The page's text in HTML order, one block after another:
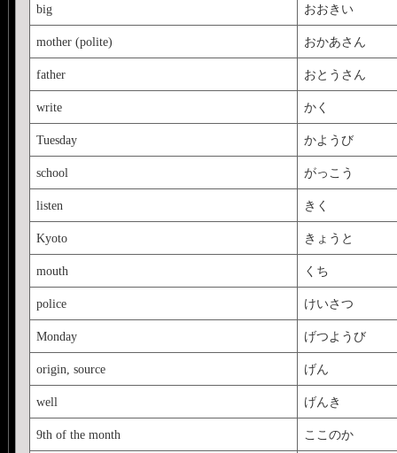
big おおきい
mother (polite) おかあさん
father おとうさん
write かく
Tuesday かようび
school がっこう
listen きく
Kyoto きょうと
mouth くち
police けいさつ
Monday げつようび
origin, source げん
well げんき
9th of the month ここのか